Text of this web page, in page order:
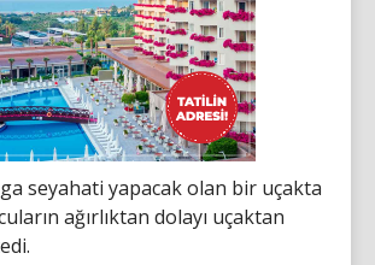
seyahati yapacak olan bir uçakta
ağırlıktan dolayı uçaktan